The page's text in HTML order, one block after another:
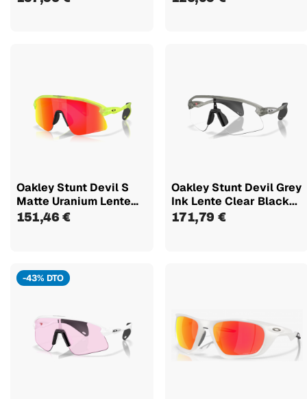
Oakley Stunt Devil S
Matte Uranium Lente
Prizm...
151,46 €
Oakley Stunt Devil Grey
Ink Lente Clear Black...
171,79 €
-43% DTO